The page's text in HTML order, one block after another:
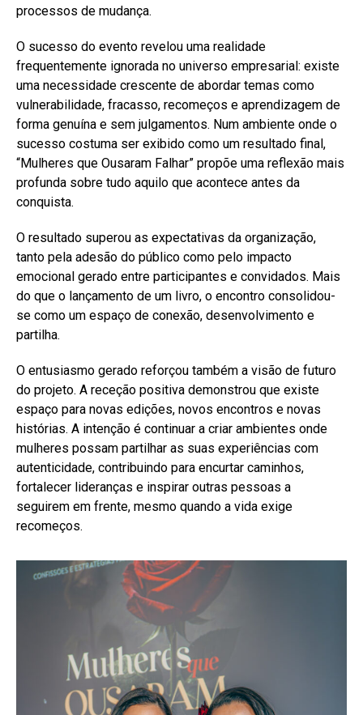
processos de mudança.
O sucesso do evento revelou uma realidade
frequentemente ignorada no universo empresarial: existe
uma necessidade crescente de abordar temas como
vulnerabilidade, fracasso, recomeços e aprendizagem de
forma genuína e sem julgamentos. Num ambiente onde o
sucesso costuma ser exibido como um resultado final,
“Mulheres que Ousaram Falhar” propõe uma reflexão mais
profunda sobre tudo aquilo que acontece antes da
conquista.
O resultado superou as expectativas da organização,
tanto pela adesão do público como pelo impacto
emocional gerado entre participantes e convidados. Mais
do que o lançamento de um livro, o encontro consolidou-
se como um espaço de conexão, desenvolvimento e
partilha.
O entusiasmo gerado reforçou também a visão de futuro
do projeto. A receção positiva demonstrou que existe
espaço para novas edições, novos encontros e novas
histórias. A intenção é continuar a criar ambientes onde
mulheres possam partilhar as suas experiências com
autenticidade, contribuindo para encurtar caminhos,
fortalecer lideranças e inspirar outras pessoas a
seguirem em frente, mesmo quando a vida exige
recomeços.